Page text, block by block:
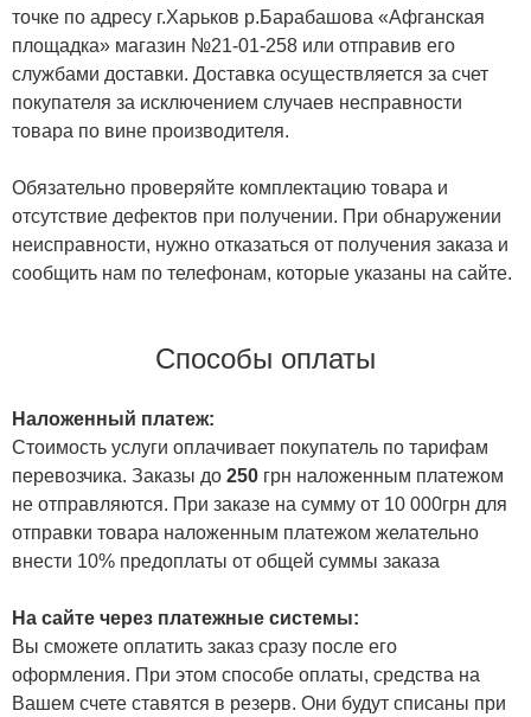
точке по адресу г.Харьков р.Барабашова «Афганская
площадка» магазин №21-01-258 или отправив его
службами доставки. Доставка осуществляется за счет
покупателя за исключением случаев несправности
товара по вине производителя.
Обязательно проверяйте комплектацию товара и
отсутствие дефектов при получении. При обнаружении
неисправности, нужно отказаться от получения заказа и
сообщить нам по телефонам, которые указаны на сайте.
Способы оплаты
Наложенный платеж:
Стоимость услуги оплачивает покупатель по тарифам
перевозчика. Заказы до 250 грн наложенным платежом
не отправляются. При заказе на сумму от 10 000грн для
отправки товара наложенным платежом желательно
внести 10% предоплаты от общей суммы заказа
На сайте через платежные системы:
Вы сможете оплатить заказ сразу после его
оформления. При этом способе оплаты, средства на
Вашем счете ставятся в резерв. Они будут списаны при